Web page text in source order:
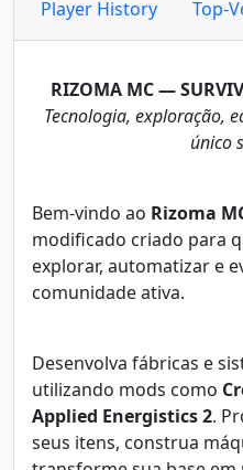
Player History
Top-
RIZOMA MC —
Tecnologia, exploração,
único
Bem-vindo ao Rizoma
modificado criado para
explorar, automatizar e
comunidade ativa.
Desenvolva fábricas e
utilizando mods como
Applied Energistics 2.
seus itens, construa